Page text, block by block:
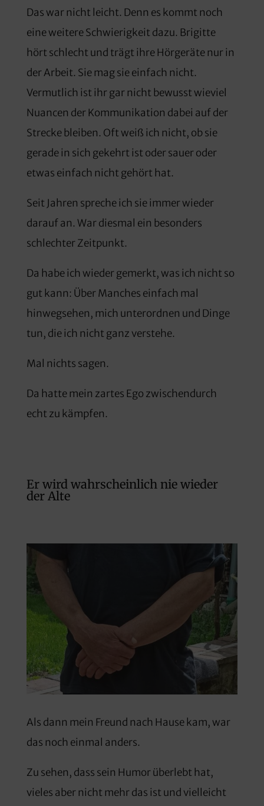
Das war nicht leicht. Denn es kommt noch
eine weitere Schwierigkeit dazu. Brigitte
hört schlecht und trägt ihre Hörgeräte nur in
der Arbeit. Sie mag sie einfach nicht.
Vermutlich ist ihr gar nicht bewusst wieviel
Nuancen der Kommunikation dabei auf der
Strecke bleiben. Oft weiß ich nicht, ob sie
gerade in sich gekehrt ist oder sauer oder
etwas einfach nicht gehört hat.
Seit Jahren spreche ich sie immer wieder
darauf an. War diesmal ein besonders
schlechter Zeitpunkt.
Da habe ich wieder gemerkt, was ich nicht so
gut kann: Über Manches einfach mal
hinwegsehen, mich unterordnen und Dinge
tun, die ich nicht ganz verstehe.
Mal nichts sagen.
Da hatte mein zartes Ego zwischendurch
echt zu kämpfen.
Er wird wahrscheinlich nie wieder
der Alte
Als dann mein Freund nach Hause kam, war
das noch einmal anders.
Zu sehen, dass sein Humor überlebt hat,
vieles aber nicht mehr das ist und vielleicht